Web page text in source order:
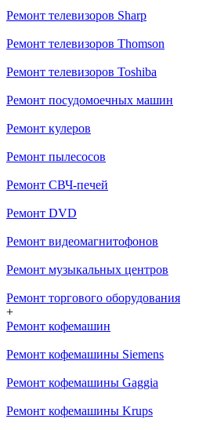
Ремонт телевизоров Sharp
Ремонт телевизоров Thomson
Ремонт телевизоров Toshiba
Ремонт посудомоечных машин
Ремонт кулеров
Ремонт пылесосов
Ремонт СВЧ-печей
Ремонт DVD
Ремонт видеомагнитофонов
Ремонт музыкальных центров
Ремонт торгового оборудования
+
Ремонт кофемашин
Ремонт кофемашины Siemens
Ремонт кофемашины Gaggia
Ремонт кофемашины Krups